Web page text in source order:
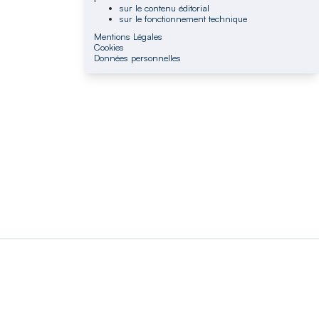
sur le contenu éditorial
sur le fonctionnement technique
Mentions Légales
Cookies
Données personnelles